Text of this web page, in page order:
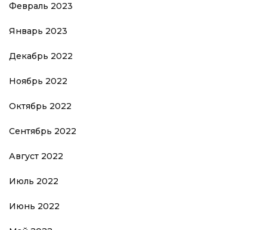
Февраль 2023
Январь 2023
Декабрь 2022
Ноябрь 2022
Октябрь 2022
Сентябрь 2022
Август 2022
Июль 2022
Июнь 2022